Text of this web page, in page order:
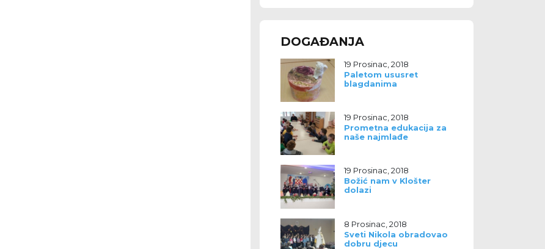
DOGAĐANJA
19 Prosinac, 2018
Paletom ususret
blagdanima
19 Prosinac, 2018
Prometna edukacija za
naše najmlađe
19 Prosinac, 2018
Božić nam v Klošter
dolazi
8 Prosinac, 2018
Sveti Nikola obradovao
dobru djecu